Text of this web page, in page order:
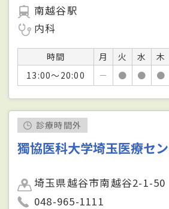
南越谷駅
内科
時間 月 火 水 木
13:00～20:00
－ ● ● ●
診療時間外
獨協医科大学埼玉医療セ
埼玉県越谷市南越谷2-1-50
048-965-1111